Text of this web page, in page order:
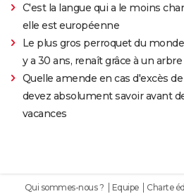
C'est la langue qui a le moins
elle est européenne
Le plus gros perroquet du
y a 30 ans, renaît grâce à un arbre
Quelle amende en cas d'excès
devez absolument savoir avant
vacances
Qui sommes-nous ? Equipe Charte